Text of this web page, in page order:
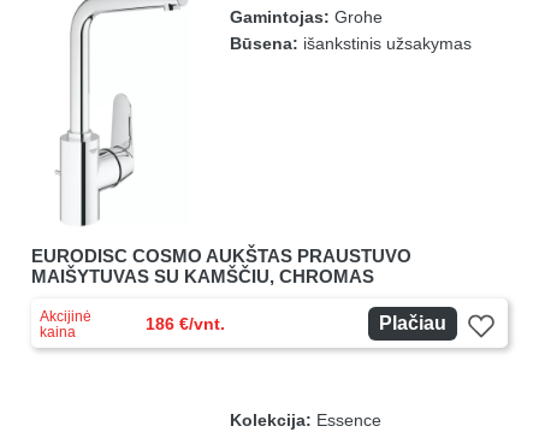
Gamintojas: Grohe
Būsena: išankstinis užsakymas
EURODISC COSMO AUKŠTAS PRAUSTUVO
MAIŠYTUVAS SU KAMŠČIU, CHROMAS
Akcijinė
kaina
186 €/vnt. Plačiau
Kolekcija: Essence